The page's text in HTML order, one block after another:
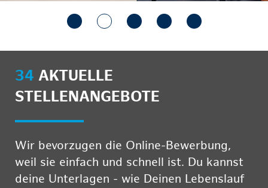
34 AKTUELLE
STELLENANGEBOTE
Wir bevorzugen die Online-Bewerbung,
weil sie einfach und schnell ist. Du kannst
deine Unterlagen - wie Deinen Lebenslauf